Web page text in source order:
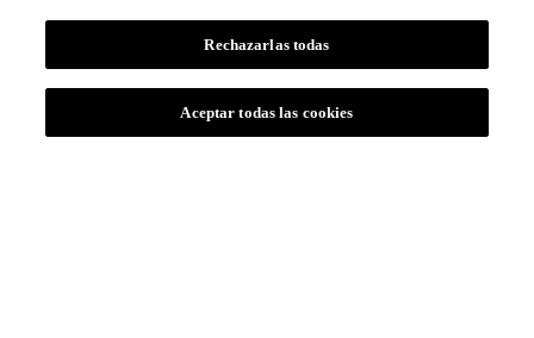
Rechazarlas todas
Aceptar todas las cookies